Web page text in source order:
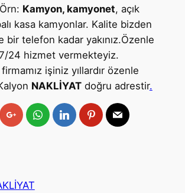
Kamyon, kamyonet, açık
kasa kamyonlar. Kalite bizden
bir telefon kadar yakınız.Özenle
24 hizmet vermekteyiz.
işiniz yıllardır özenle
NAKLİYATdoğru adrestir.